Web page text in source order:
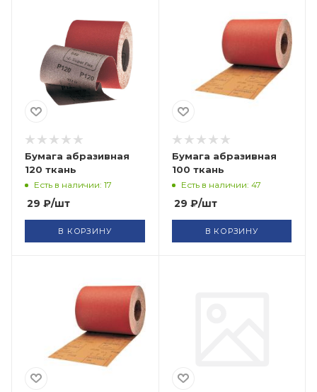
Бумага абразивная
120 ткань
Есть в наличии: 17
29 ₽/шт
В КОРЗИНУ
Бумага абразивная
100 ткань
Есть в наличии: 47
29 ₽/шт
В КОРЗИНУ